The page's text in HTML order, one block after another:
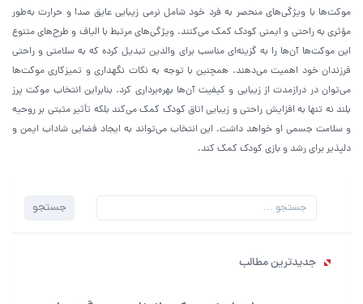
موکت‌ها با ویژگی‌های منحصر به فرد خود شامل نرمی زیبایی عایق صدا و حرارت به‌طور
مؤثری به راحتی و ایمنی کودک کمک می‌کنند. ویژگی‌های مرتبط با الیاف و طرح‌های متنوع
این موکت‌ها آن‌ها را به گزینه‌ای مناسب برای والدین تبدیل کرده که به سلامتی و راحتی
فرزندان خود اهمیت می‌دهند. همچنین با توجه به نکات نگهداری و تمیزکاری موکت‌ها
می‌توان در درازمدت از زیبایی و کیفیت آن‌ها بهره‌برداری کرد. بنابراین انتخاب موکت پرز
بلند نه تنها به افزایش راحتی و زیبایی اتاق کودک کمک می‌کند بلکه تأثیر مثبتی بر روحیه
و سلامت جسمی او خواهد داشت. این انتخاب می‌تواند به ایجاد فضایی شاداب ایمن و
دلپذیر برای رشد و بازی کودک کمک کند.
جستجو
جستجو
جدیدترین مطالب